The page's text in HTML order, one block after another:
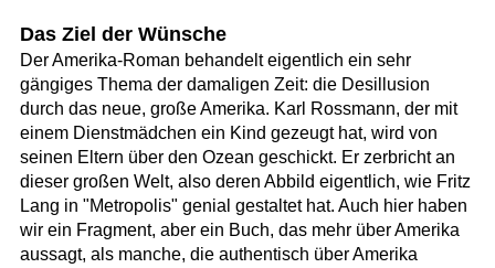
Das Ziel der Wünsche
Der Amerika-Roman behandelt eigentlich ein sehr
gängiges Thema der damaligen Zeit: die Desillusion
durch das neue, große Amerika. Karl Rossmann, der mit
einem Dienstmädchen ein Kind gezeugt hat, wird von
seinen Eltern über den Ozean geschickt. Er zerbricht an
dieser großen Welt, also deren Abbild eigentlich, wie Fritz
Lang in "Metropolis" genial gestaltet hat. Auch hier haben
wir ein Fragment, aber ein Buch, das mehr über Amerika
aussagt, als manche, die authentisch über Amerika